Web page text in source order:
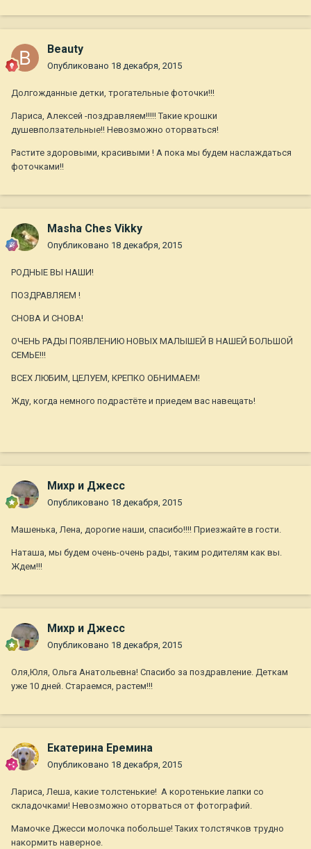
Beauty
Опубликовано 18 декабря, 2015
Долгожданные детки, трогательные фоточки!!!
Лариса, Алексей -поздравляем!!!!! Такие крошки
душевползательные!! Невозможно оторваться!
Растите здоровыми, красивыми ! А пока мы будем наслаждаться
фоточками!!
Masha Ches Vikky
Опубликовано 18 декабря, 2015
РОДНЫЕ ВЫ НАШИ!
ПОЗДРАВЛЯЕМ !
СНОВА И СНОВА!
ОЧЕНЬ РАДЫ ПОЯВЛЕНИЮ НОВЫХ МАЛЫШЕЙ В НАШЕЙ БОЛЬШОЙ
СЕМЬЕ!!!
ВСЕХ ЛЮБИМ, ЦЕЛУЕМ, КРЕПКО ОБНИМАЕМ!
Жду, когда немного подрастёте и приедем вас навещать!
Михр и Джесс
Опубликовано 18 декабря, 2015
Машенька, Лена, дорогие наши, спасибо!!!! Приезжайте в гости.
Наташа, мы будем очень-очень рады, таким родителям как вы.
Ждем!!!
Михр и Джесс
Опубликовано 18 декабря, 2015
Оля,Юля, Ольга Анатольевна! Спасибо за поздравление. Деткам
уже 10 дней. Стараемся, растем!!!
Екатерина Еремина
Опубликовано 18 декабря, 2015
Лариса, Леша, какие толстенькие! А коротенькие лапки со
складочками! Невозможно оторваться от фотографий.
Мамочке Джесси молочка побольше! Таких толстячков трудно
накормить наверное.